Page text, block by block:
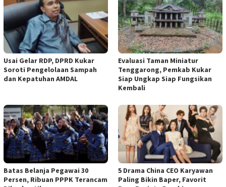
Usai Gelar RDP, DPRD Kukar
Soroti Pengelolaan Sampah
dan Kepatuhan AMDAL
Evaluasi Taman Miniatur
Tenggarong, Pemkab Kukar
Siap Ungkap Siap Fungsikan
Kembali
Batas Belanja Pegawai 30
Persen, Ribuan PPPK Terancam
5 Drama China CEO Karyawan
Paling Bikin Baper, Favorit